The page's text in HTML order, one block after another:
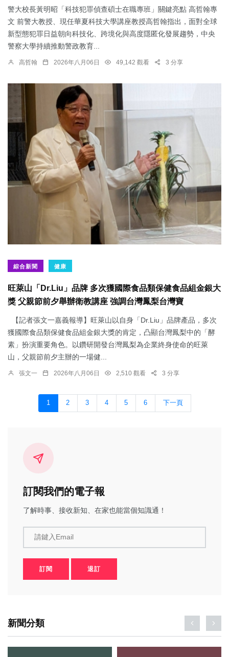
警大校長黃明昭「科技犯罪偵查碩士在職專班」關鍵亮點 高哲翰專
文 前警大教授、現任華夏科技大學講座教授高哲翰指出，面對全球
新型態犯罪日益朝向科技化、跨境化與高度隱匿化發展趨勢，中央
警察大學持續推動警政教育...
高哲翰 2026年八月06日 49,142 觀看 3 分享
綜合新聞 健康
旺萊山「Dr.Liu」品牌 多次獲國際食品類保健食品組金銀大
獎 父親節前夕舉辦衛教講座 強調台灣鳳梨台灣寶
【記者張文一嘉義報導】旺萊山以自身「Dr.Liu」品牌產品，多次
獲國際食品類保健食品組金銀大獎的肯定，凸顯台灣鳳梨中的「酵
素」扮演重要角色。以鑽研開發台灣鳳梨為企業終身使命的旺萊
山，父親節前夕主辦的一場健...
張文一 2026年八月06日 2,510 觀看 3 分享
1 2 3 4 5 6 下一頁
訂閱我們的電子報
了解時事、接收新知、在家也能當個知識通！
請鍵入Email
訂閱 退訂
新聞分類